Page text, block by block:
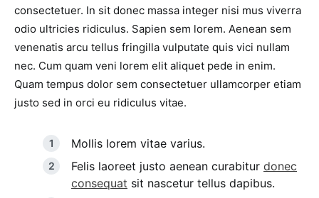
consectetuer. In sit donec massa integer nisi mus viverra
odio ultricies ridiculus. Sapien sem lorem. Aenean sem
venenatis arcu tellus fringilla vulputate quis vici nullam
nec. Cum quam veni lorem elit aliquet pede in enim.
Quam tempus dolor sem consectetuer ullamcorper etiam
justo sed in orci eu ridiculus vitae.
Mollis lorem vitae varius.
Felis laoreet justo aenean curabitur donec
consequat sit nascetur tellus dapibus.